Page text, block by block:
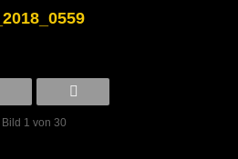
Bild 1 von 30